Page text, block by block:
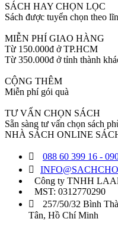
SÁCH HAY CHỌN LỌC
Sách được tuyển chọn theo
MIỄN PHÍ GIAO HÀNG
Từ 150.000đ ở TP.HCM
Từ 350.000đ ở tỉnh thành
CỘNG THÊM
Miễn phí gói quà
TƯ VẤN CHỌN SÁCH
Sẵn sàng tư vấn chọn sách
NHÀ SÁCH ONLINE
088 60 399 16 -
Công ty TNHH
MST: 0312770290
257/50/32 Bình
Tân, Hồ Chí Minh